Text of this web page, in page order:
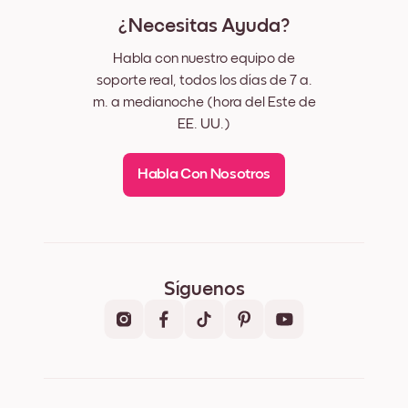
¿Necesitas Ayuda?
Habla con nuestro equipo de
soporte real, todos los días de 7 a.
m. a medianoche (hora del Este de
EE. UU.)
Habla Con Nosotros
Síguenos